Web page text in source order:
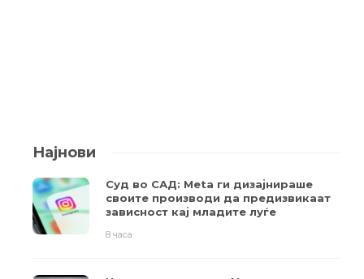
Најнови
Суд во САД: Meta ги дизајнираше
своите производи да предизвикаат
зависност кај младите луѓе
8 часа